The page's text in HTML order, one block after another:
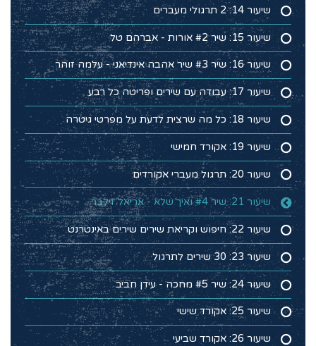
שיעור 14: 2 תרגולי מעברים
שיעור 15: שיר #2 אורות - אברהם טל
שיעור 16: שיר #3 שיר אהבה אינדיאני - עלמה זוהר
שיעור 17: עבודה עם שירים ופריטה כל רבע
שיעור 18: כל מה שרצית לדעת על מפרטי גיטרה
שיעור 19: אקורד חמישי
שיעור 20: תרגול מעברי אקורדים
שיעור 21: שיר #4 ואיך שלא - אריאל זילבר
שיעור 22: חיפוש וקריאת שירים שירים באינטרנט
שיעור 23: 30 שירים לתרגול
שיעור 24: שיר #5 מחכה - עידן חביב
שיעור 25: אקורד שישי
שיעור 26: אקורד שביעי